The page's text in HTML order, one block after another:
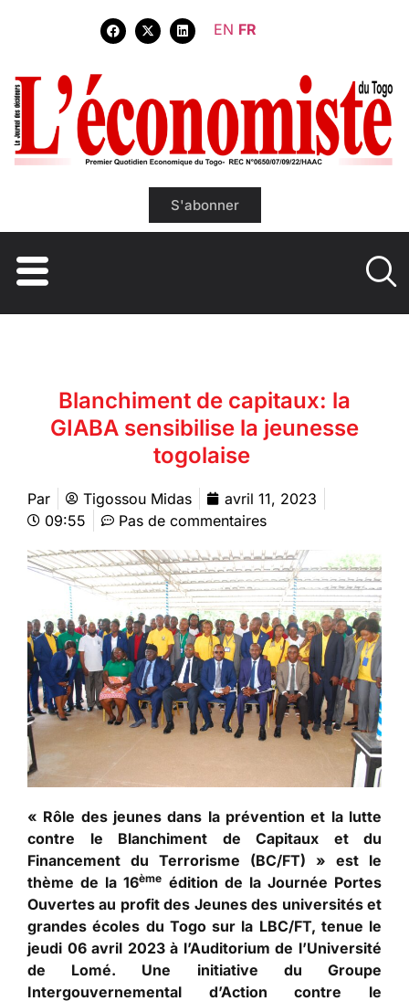
EN FR
S'abonner
Blanchiment de capitaux: la
GIABA sensibilise la jeunesse
togolaise
Par Tigossou Midas
avril 11, 2023
09:55
Pas de commentaires
« Rôle des jeunes dans la prévention et la lutte
contre le Blanchiment de Capitaux et du
Financement du Terrorisme (BC/FT) » est le
thème de la 16ème édition de la Journée Portes
Ouvertes au profit des Jeunes des universités et
grandes écoles du Togo sur la LBC/FT, tenue le
jeudi 06 avril 2023 à l’Auditorium de l’Université
de Lomé. Une initiative du Groupe
Intergouvernemental d’Action contre le